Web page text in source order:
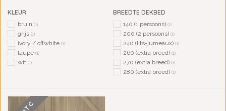
KLEUR
bruin (1)
grijs (1)
ivory / offwhite (1)
taupe (1)
wit (1)
BREEDTE DEKBED
140 (1 persoons) (1)
200 (2 persoons) (1)
240 (lits-jumeaux) (1)
260 (extra breed) (1)
270 (extra breed) (1)
280 (extra breed) (1)